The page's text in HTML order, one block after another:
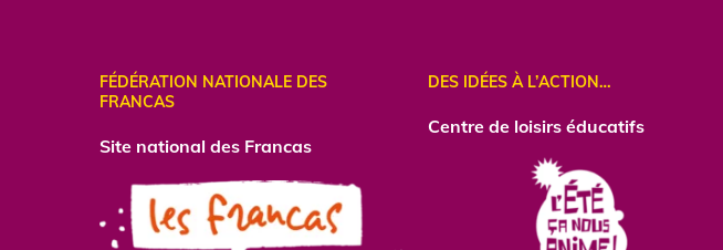
FÉDÉRATION NATIONALE DES
FRANCAS
Site national des Francas
DES IDÉES À L’ACTION…
Centre de loisirs éducatifs